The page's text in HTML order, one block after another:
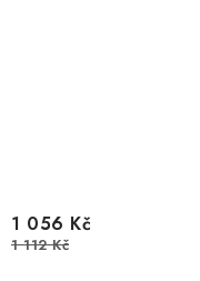
1 056 Kč
1 112 Kč